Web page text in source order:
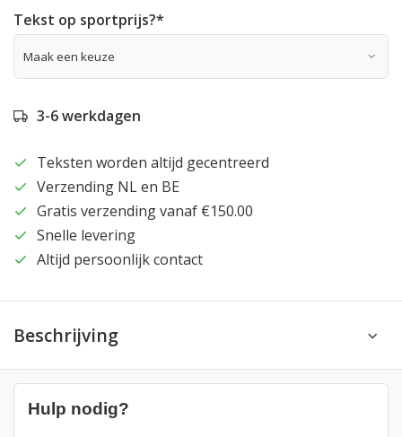
Tekst op sportprijs?*
3-6 werkdagen
Teksten worden altijd gecentreerd
Verzending NL en BE
Gratis verzending vanaf €150.00
Snelle levering
Altijd persoonlijk contact
Beschrijving
Hulp nodig?